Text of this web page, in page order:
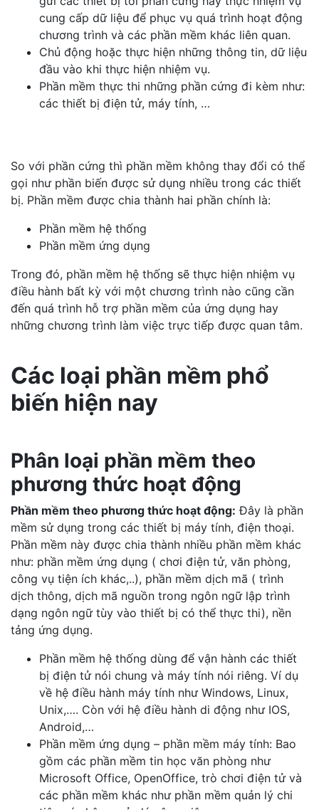
cung cấp dữ liệu để phục vụ quá trình hoạt động
chương trình và các phần mềm khác liên quan.
Chủ động hoặc thực hiện những thông tin, dữ liệu
đầu vào khi thực hiện nhiệm vụ.
Phần mềm thực thi những phần cứng đi kèm như:
các thiết bị điện tử, máy tính, …
So với phần cứng thì phần mềm không thay đổi có thể
gọi như phần biến được sử dụng nhiều trong các thiết
bị. Phần mềm được chia thành hai phần chính là:
Phần mềm hệ thống
Phần mềm ứng dụng
Trong đó, phần mềm hệ thống sẽ thực hiện nhiệm vụ
điều hành bất kỳ với một chương trình nào cũng cần
đến quá trình hỗ trợ phần mềm của ứng dụng hay
những chương trình làm việc trực tiếp được quan tâm.
Các loại phần mềm phổ
biến hiện nay
Phân loại phần mềm theo
phương thức hoạt động
Phần mềm theo phương thức hoạt động: Đây là phần
mềm sử dụng trong các thiết bị máy tính, điện thoại.
Phần mềm này được chia thành nhiều phần mềm khác
như: phần mềm ứng dụng ( chơi điện tử, văn phòng,
công vụ tiện ích khác,..), phần mềm dịch mã ( trình
dịch thông, dịch mã nguồn trong ngôn ngữ lập trình
dạng ngôn ngữ tùy vào thiết bị có thể thực thi), nền
tảng ứng dụng.
Phần mềm hệ thống dùng để vận hành các thiết
bị điện tử nói chung và máy tính nói riêng. Ví dụ
về hệ điều hành máy tính như Windows, Linux,
Unix,…. Còn với hệ điều hành di động như IOS,
Android,…
Phần mềm ứng dụng – phần mềm máy tính: Bao
gồm các phần mềm tin học văn phòng như
Microsoft Office, OpenOffice, trò chơi điện tử và
các phần mềm khác như phần mềm quản lý chi